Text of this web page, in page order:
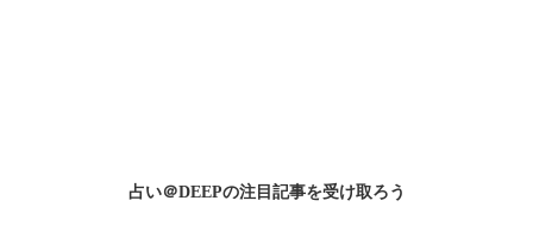
占い＠DEEPの注目記事を受け取ろう